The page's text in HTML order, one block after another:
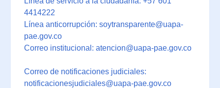
4414222
Línea anticorrupción: soytransparente@uapa-
pae.gov.co
Correo institucional: atencion@uapa-pae.gov.co
Correo de notificaciones judiciales:
notificacionesjudiciales@uapa-pae.gov.co